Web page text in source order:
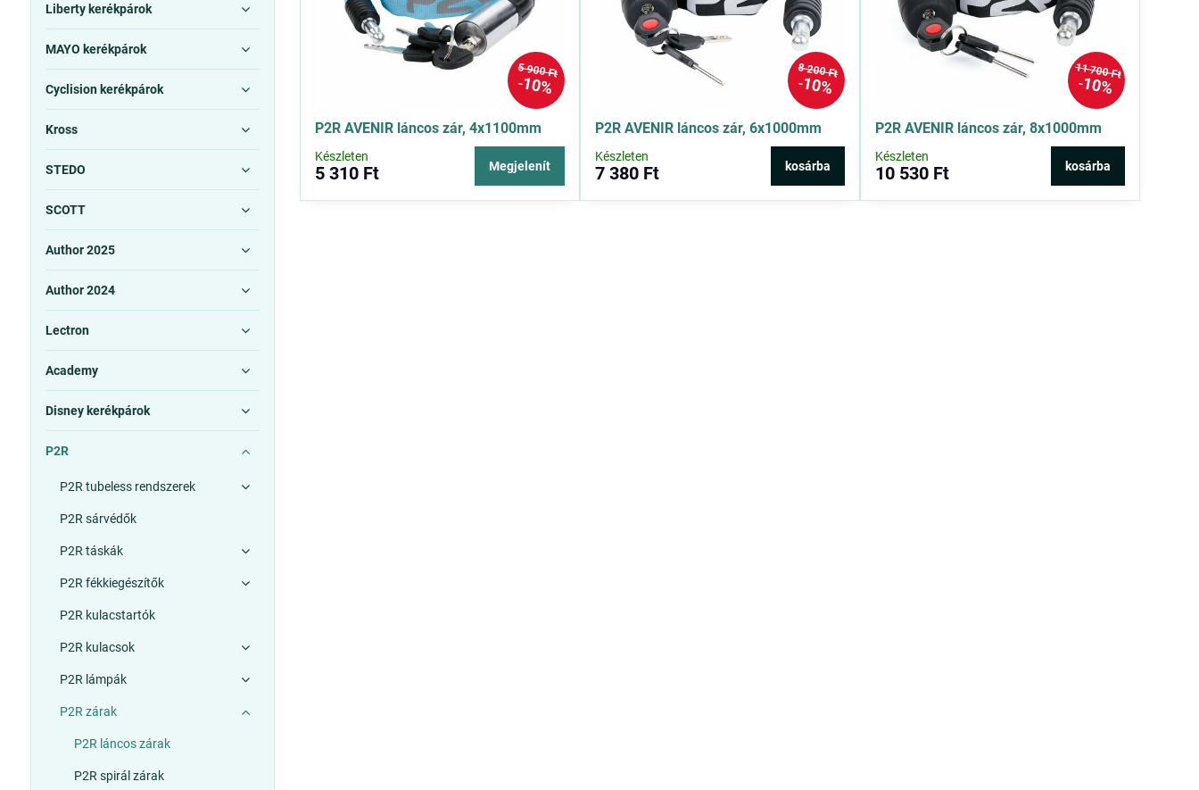
5 900 Ft
10%
P2R AVENIR láncos zár, 4x1100mm
Készleten
5 310 Ft Megjelenít
8 200 Ft
10%
P2R AVENIR láncos zár, 6x1000mm
Készleten
7 380 Ft kosárba
11 700 Ft
10%
P2R AVENIR láncos zár, 8x1000mm
Készleten
10 530 Ft kosárba
Liberty kerékpárok
MAYO kerékpárok
Cyclision kerékpárok
Kross
STEDO
SCOTT
Author 2025
Author 2024
Lectron
Academy
Disney kerékpárok
P2R
P2R tubeless rendszerek
P2R sárvédők
P2R táskák
P2R fékkiegészítők
P2R kulacstartók
P2R kulacsok
P2R lámpák
P2R zárak
P2R láncos zárak
P2R spirál zárak